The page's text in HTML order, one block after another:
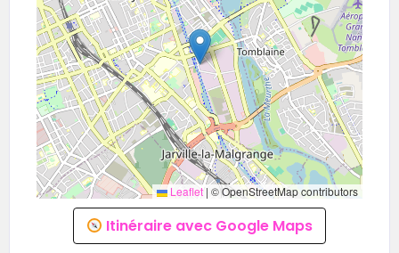
Leaflet | © OpenStreetMap contributors
Itinéraire avec Google Maps